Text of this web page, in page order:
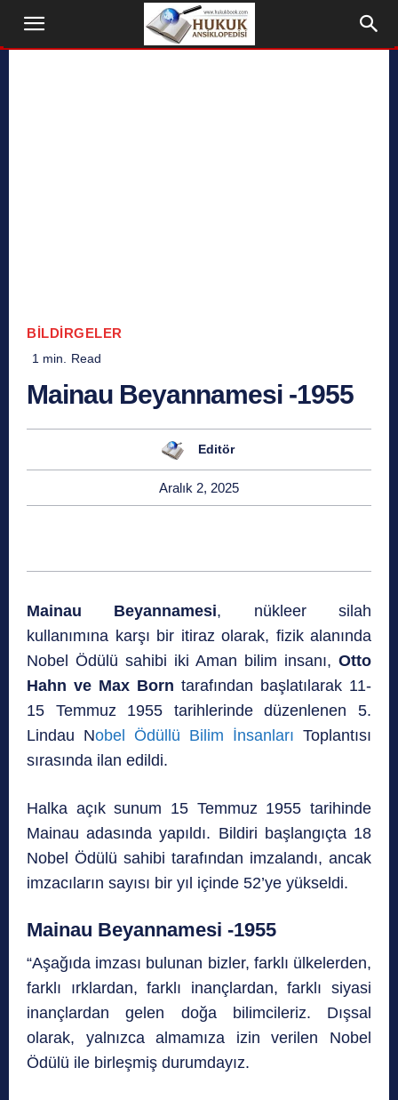
BILDIRGELER
1 min. Read
Mainau Beyannamesi -1955
Editör
Aralık 2, 2025
Mainau Beyannamesi, nükleer silah
kullanımına karşı bir itiraz olarak, fizik alanında
Nobel Ödülü sahibi iki Aman bilim insanı, Otto
Hahn ve Max Born tarafından başlatılarak 11-
15 Temmuz 1955 tarihlerinde düzenlenen 5.
Lindau Nobel Ödüllü Bilim İnsanları Toplantısı
sırasında ilan edildi.
Halka açık sunum 15 Temmuz 1955 tarihinde
Mainau adasında yapıldı. Bildiri başlangıçta 18
Nobel Ödülü sahibi tarafından imzalandı, ancak
imzacıların sayısı bir yıl içinde 52’ye yükseldi.
Mainau Beyannamesi -1955
“Aşağıda imzası bulunan bizler, farklı ülkelerden,
farklı ırklardan, farklı inançlardan, farklı siyasi
inançlardan gelen doğa bilimcileriz. Dışsal
olarak, yalnızca almamıza izin verilen Nobel
Ödülü ile birleşmiş durumdayız.